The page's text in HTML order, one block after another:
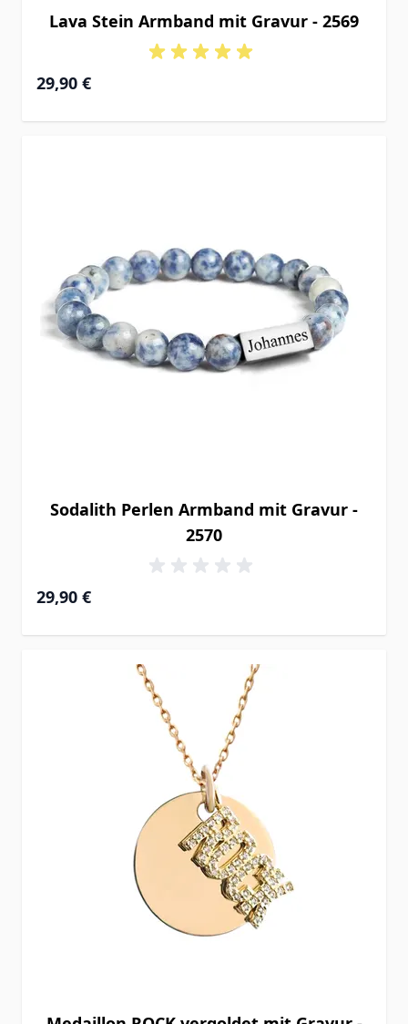
Lava Stein Armband mit Gravur - 2569
29,90 €
Sodalith Perlen Armband mit Gravur -
2570
29,90 €